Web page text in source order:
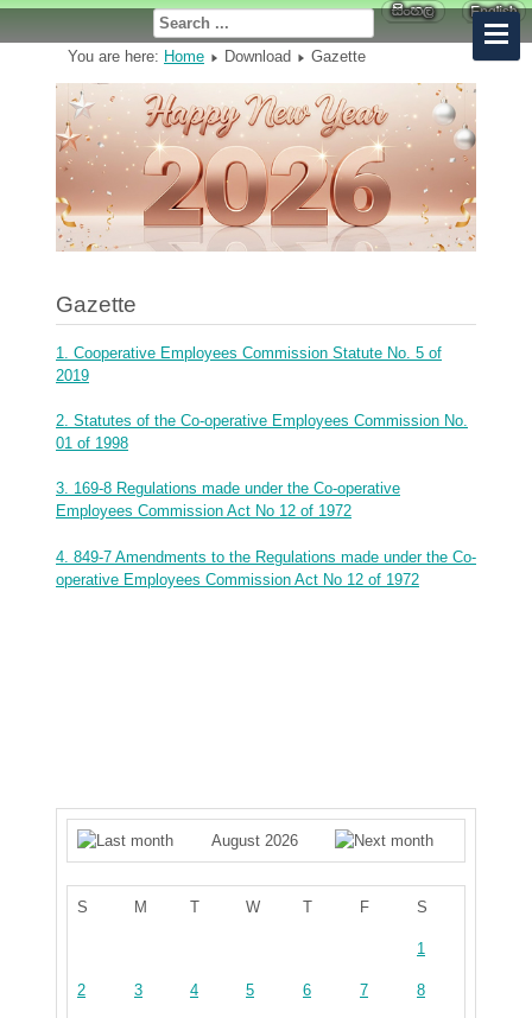
You are here: Home Download Gazette
Gazette
1. Cooperative Employees Commission Statute No. 5 of
2019
2. Statutes of the Co-operative Employees Commission No.
01 of 1998
3. 169-8 Regulations made under the Co-operative
Employees Commission Act No 12 of 1972
4. 849-7 Amendments to the Regulations made under the Co-
operative Employees Commission Act No 12 of 1972
August 2026
S M T W T F S
1
2 3 4 5 6 7 8